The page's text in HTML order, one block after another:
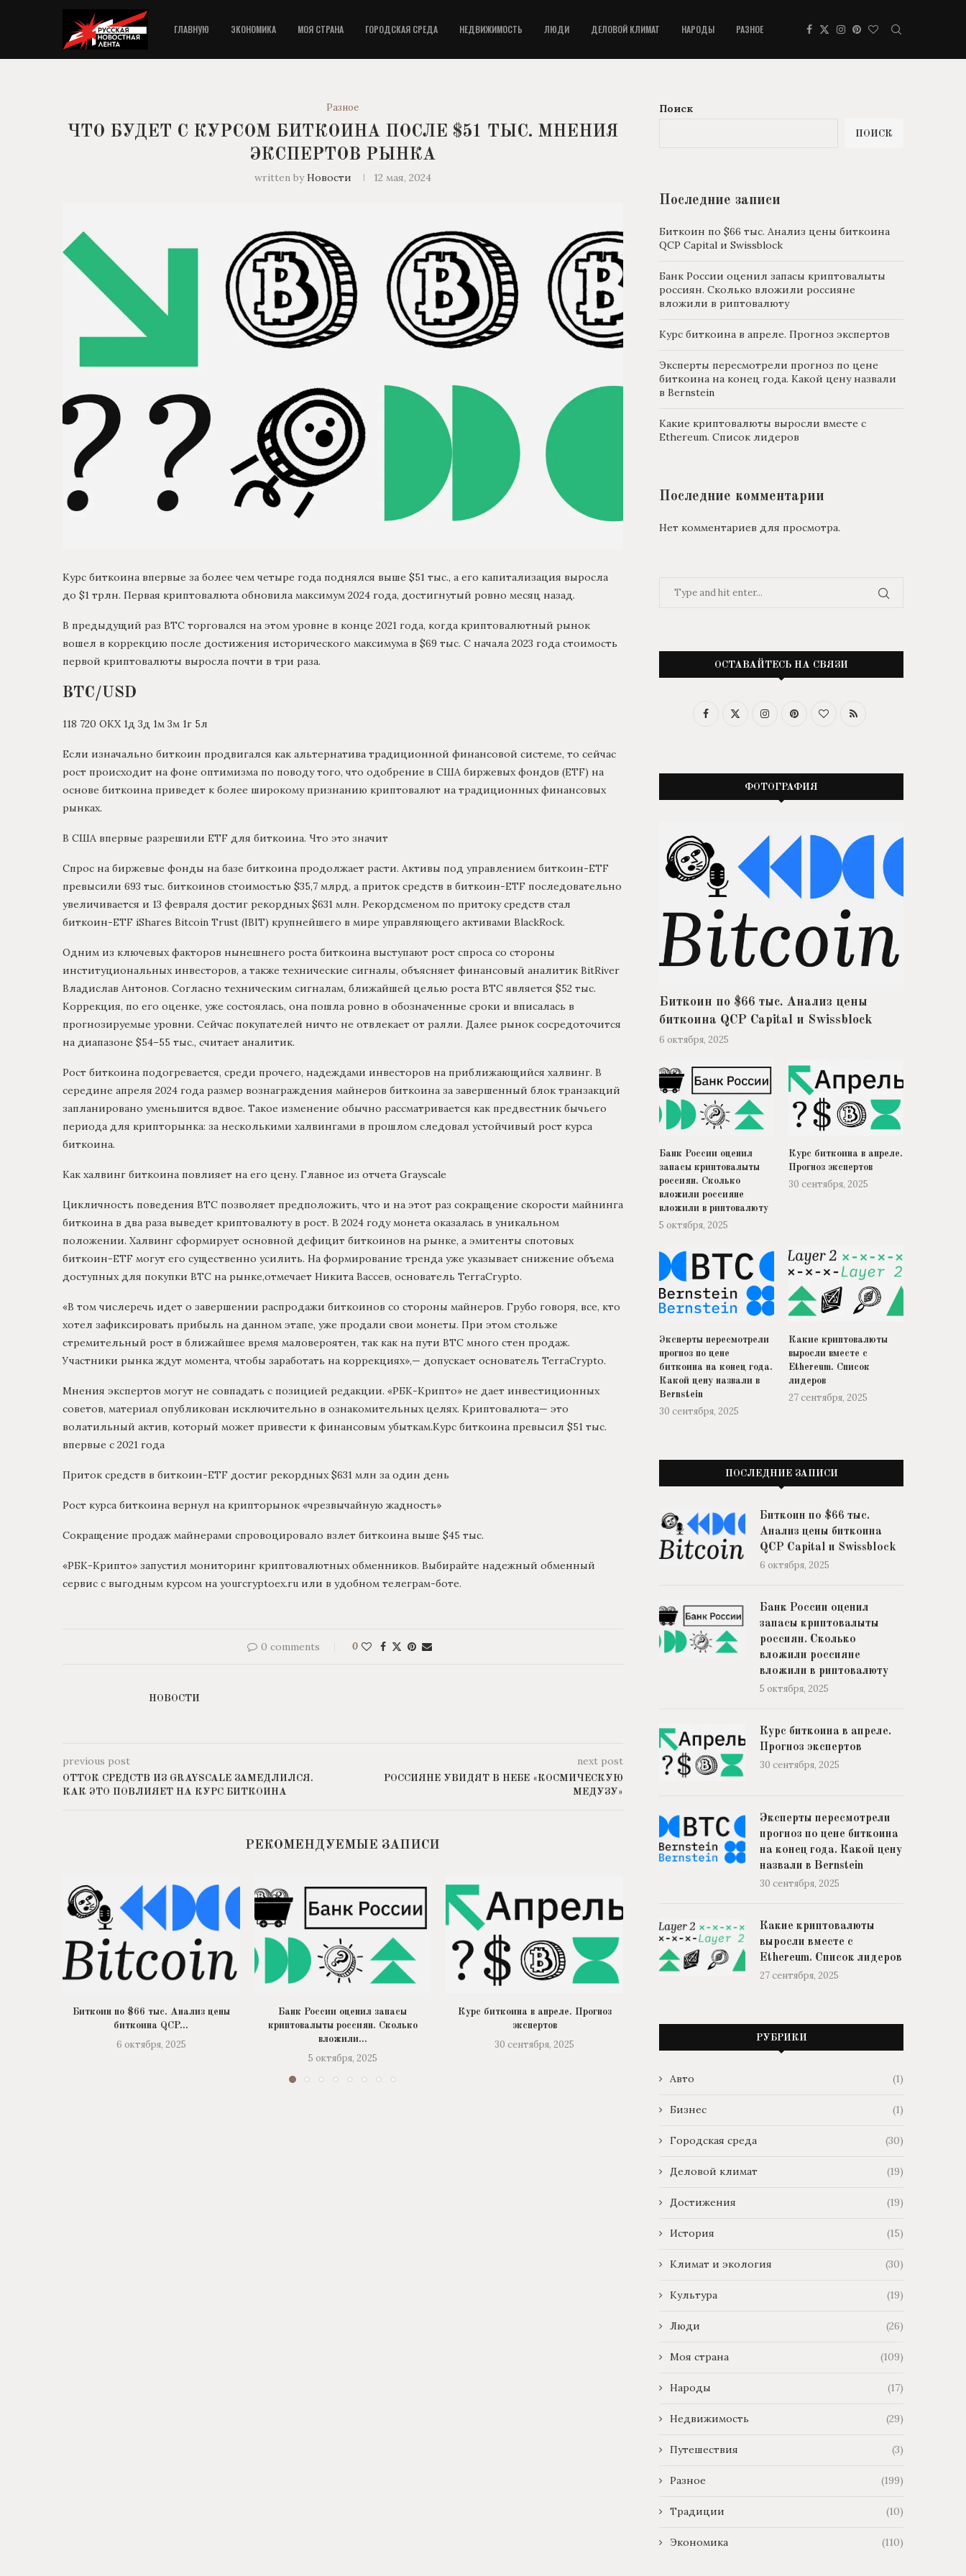
ГЛАВНУЮ ЭКОНОМИКА МОЯ СТРАНА ГОРОДСКАЯ СРЕДА НЕДВИЖИМОСТЬ ЛЮДИ ДЕЛОВОЙ КЛИМАТ НАРОДЫ РАЗНОЕ
Разное
ЧТО БУДЕТ С КУРСОМ БИТКОИНА ПОСЛЕ $51 ТЫС. МНЕНИЯ
ЭКСПЕРТОВ РЫНКА
written byНовости 12 мая, 2024
Курс биткоина впервые за более чем четыре года поднялся выше $51 тыс., а его капитализация выросла
до $1 трлн. Первая криптовалюта обновила максимум 2024 года, достигнутый ровно месяц назад.
В предыдущий раз BTC торговался на этом уровне в конце 2021 года, когда криптовалютный рынок
вошел в коррекцию после достижения исторического максимума в $69 тыс. С начала 2023 года стоимость
первой криптовалюты выросла почти в три раза.
BTC/USD
118 720 ОКХ 1д 3д 1м 3м 1г 5л
Если изначально биткоин продвигался как альтернатива традиционной финансовой системе, то сейчас
рост происходит на фоне оптимизма по поводу того, что одобрение в США биржевых фондов (ETF) на
основе биткоина приведет к более широкому признанию криптовалют на традиционных финансовых
рынках.
В США впервые разрешили ETF для биткоина. Что это значит
Спрос на биржевые фонды на базе биткоина продолжает расти. Активы под управлением биткоин-ETF
превысили 693 тыс. биткоинов стоимостью $35,7 млрд, а приток средств в биткоин-ETF последовательно
увеличивается и 13 февраля достиг рекордных $631 млн. Рекордсменом по притоку средств стал
биткоин-ETF iShares Bitcoin Trust (IBIT) крупнейшего в мире управляющего активами BlackRock.
Одним из ключевых факторов нынешнего роста биткоина выступают рост спроса со стороны
институциональных инвесторов, а также технические сигналы, объясняет финансовый аналитик BitRiver
Владислав Антонов. Согласно техническим сигналам, ближайшей целью роста BTC является $52 тыс.
Коррекция, по его оценке, уже состоялась, она пошла ровно в обозначенные сроки и вписалась в
прогнозируемые уровни. Сейчас покупателей ничто не отвлекает от ралли. Далее рынок сосредоточится
на диапазоне $54–55 тыс., считает аналитик.
Рост биткоина подогревается, среди прочего, надеждами инвесторов на приближающийся халвинг. В
середине апреля 2024 года размер вознаграждения майнеров биткоина за завершенный блок транзакций
запланировано уменьшится вдвое. Такое изменение обычно рассматривается как предвестник бычьего
периода для крипторынка: за несколькими халвингами в прошлом следовал устойчивый рост курса
биткоина.
Как халвинг биткоина повлияет на его цену. Главное из отчета Grayscale
Цикличность поведения BTC позволяет предположить, что и на этот раз сокращение скорости майнинга
биткоина в два раза выведет криптовалюту в рост. В 2024 году монета оказалась в уникальном
положении. Халвинг сформирует основной дефицит биткоинов на рынке, а эмитенты спотовых
биткоин-ETF могут его существенно усилить. На формирование тренда уже указывает снижение объема
доступных для покупки BTC на рынке,отмечает Никита Вассев, основатель TerraCrypto.
«В том числеречь идет о завершении распродажи биткоинов со стороны майнеров. Грубо говоря, все, кто
хотел зафиксировать прибыль на данном этапе, уже продали свои монеты. При этом стольже
стремительный рост в ближайшее время маловероятен, так как на пути BTC много стен продаж.
Участники рынка ждут момента, чтобы заработать на коррекциях»,— допускает основатель TerraCrypto.
Мнения экспертов могут не совпадать с позицией редакции. «РБК-Крипто» не дает инвестиционных
советов, материал опубликован исключительно в ознакомительных целях. Криптовалюта— это
волатильный актив, который может привести к финансовым убыткам.Курс биткоина превысил $51 тыс.
впервые с 2021 года
Приток средств в биткоин-ETF достиг рекордных $631 млн за один день
Рост курса биткоина вернул на крипторынок «чрезвычайную жадность»
Сокращение продаж майнерами спровоцировало взлет биткоина выше $45 тыс.
«РБК-Крипто» запустил мониторинг криптовалютных обменников. Выбирайте надежный обменный
сервис с выгодным курсом на yourcryptoex.ru или в удобном телеграм-боте.
0 comments 0
НОВОСТИ
previous post
ОТТОК СРЕДСТВ ИЗ GRAYSCALE ЗАМЕДЛИЛСЯ.
КАК ЭТО ПОВЛИЯЕТ НА КУРС БИТКОИНА
next post
РОССИЯНЕ УВИДЯТ В НЕБЕ «КОСМИЧЕСКУЮ
МЕДУЗУ»
РЕКОМЕНДУЕМЫЕ ЗАПИСИ
Биткоин по $66 тыс. Анализ цены
биткоина QCP...
6 октября, 2025
Банк России оценил запасы
криптовалыты россиян. Сколько
вложили...
5 октября, 2025
Курс биткоина в апреле. Прогноз
экспертов
30 сентября, 2025
цене биткоина на конец...
30 сентября, 2025
с Ethereum. Список
Поиск
ПОИСК
Последние записи
Биткоин по $66 тыс. Анализ цены биткоина
QCP Capital и Swissblock
Банк России оценил запасы криптовалыты
россиян. Сколько вложили россияне
вложили в риптовалюту
Курс биткоина в апреле. Прогноз экспертов
Эксперты пересмотрели прогноз по цене
биткоина на конец года. Какой цену назвали
в Bernstein
Какие криптовалюты выросли вместе с
Ethereum. Список лидеров
Последние комментарии
Нет комментариев для просмотра.
ОСТАВАЙТЕСЬ НА СВЯЗИ
ФОТОГРАФИЯ
Биткоин по $66 тыс. Анализ цены
биткоина QCP Capital и Swissblock
6 октября, 2025
Банк России оценил
запасы криптовалыты
россиян. Сколько
вложили россияне
вложили в риптовалюту
5 октября, 2025
Курс биткоина в апреле.
Прогноз экспертов
30 сентября, 2025
Эксперты пересмотрели
прогноз по цене
биткоина на конец года.
Какой цену назвали в
Bernstein
30 сентября, 2025
Какие криптовалюты
выросли вместе с
Ethereum. Список
лидеров
27 сентября, 2025
ПОСЛЕДНИЕ ЗАПИСИ
Биткоин по $66 тыс.
Анализ цены биткоина
QCP Capital и Swissblock
6 октября, 2025
Банк России оценил
запасы криптовалыты
россиян. Сколько
вложили россияне
вложили в риптовалюту
5 октября, 2025
Курс биткоина в апреле.
Прогноз экспертов
30 сентября, 2025
Эксперты пересмотрели
прогноз по цене биткоина
на конец года. Какой цену
назвали в Bernstein
30 сентября, 2025
Какие криптовалюты
выросли вместе с
Ethereum. Список лидеров
27 сентября, 2025
РУБРИКИ
Авто (1)
Бизнес (1)
Городская среда (30)
Деловой климат (19)
Достижения (19)
История (15)
Климат и экология (30)
Культура (19)
Люди (26)
Моя страна (109)
Народы (17)
Недвижимость (29)
Путешествия (3)
Разное (199)
Традиции (10)
Экономика (110)